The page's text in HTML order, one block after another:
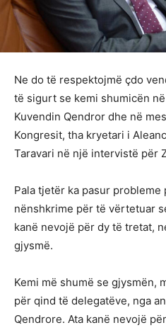
Ne do të respektojmë çdo
të sigurt se kemi shumicën
Kuvendin Qendror dhe në
Kongresit, tha kryetari i
Taravari në një intervistë për
Pala tjetër ka pasur
nënshkrime për të vërtetuar
kanë nevojë për dy të tretat,
gjysmë.
Kemi më shumë se gjysmën,
për qind të delegatëve, nga
Qendrore. Ata kanë nevojë